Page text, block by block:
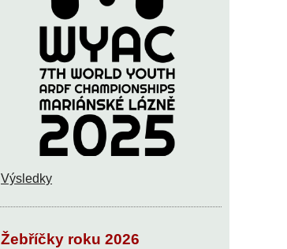
Výsledky
Žebříčky roku 2026